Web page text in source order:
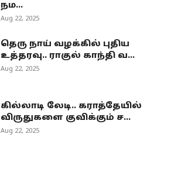
நம...
Aug 22, 2025
தெரு நாய் வழக்கில் புதிய
உத்தரவு.. ராகுல் காந்தி வ...
Aug 22, 2025
கில்லாடி லேடி.. கராத்தேயில்
விருதுகளை குவிக்கும் ச...
Aug 22, 2025